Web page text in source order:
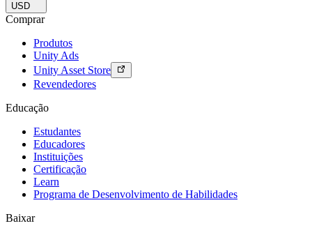
USD
Comprar
Produtos
Unity Ads
Unity Asset Store
Revendedores
Educação
Estudantes
Educadores
Instituições
Certificação
Learn
Programa de Desenvolvimento de Habilidades
Baixar